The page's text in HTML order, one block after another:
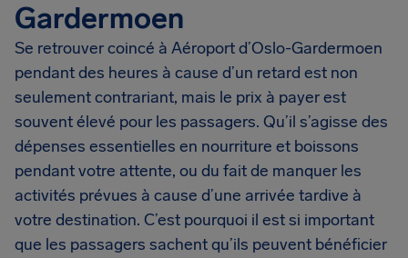
Gardermoen
Se retrouver coincé à Aéroport d’Oslo-Gardermoen
pendant des heures à cause d’un retard est non
seulement contrariant, mais le prix à payer est
souvent élevé pour les passagers. Qu’il s’agisse des
dépenses essentielles en nourriture et boissons
pendant votre attente, ou du fait de manquer les
activités prévues à cause d’une arrivée tardive à
votre destination. C’est pourquoi il est si important
que les passagers sachent qu’ils peuvent bénéficier